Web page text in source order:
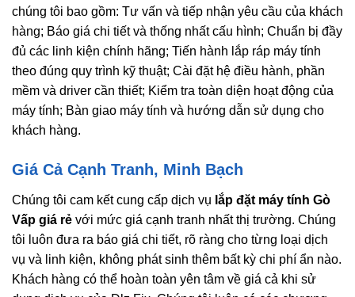
chúng tôi bao gồm: Tư vấn và tiếp nhận yêu cầu của khách
hàng; Báo giá chi tiết và thống nhất cấu hình; Chuẩn bị đầy
đủ các linh kiện chính hãng; Tiến hành lắp ráp máy tính
theo đúng quy trình kỹ thuật; Cài đặt hệ điều hành, phần
mềm và driver cần thiết; Kiểm tra toàn diện hoạt động của
máy tính; Bàn giao máy tính và hướng dẫn sử dụng cho
khách hàng.
Giá Cả Cạnh Tranh, Minh Bạch
Chúng tôi cam kết cung cấp dịch vụ lắp đặt máy tính Gò
Vấp giá rẻ với mức giá cạnh tranh nhất thị trường. Chúng
tôi luôn đưa ra báo giá chi tiết, rõ ràng cho từng loại dịch
vụ và linh kiện, không phát sinh thêm bất kỳ chi phí ẩn nào.
Khách hàng có thể hoàn toàn yên tâm về giá cả khi sử